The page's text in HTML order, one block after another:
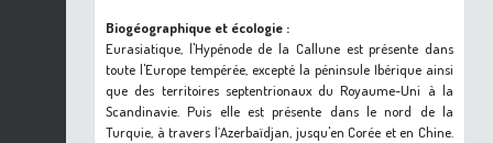
Biogéographique et écologie :
Eurasiatique, l'Hypénode de la Callune est présente dans
toute l'Europe tempérée, excepté la péninsule Ibérique ainsi
que des territoires septentrionaux du Royaume-Uni à la
Scandinavie. Puis elle est présente dans le nord de la
Turquie, à travers l’Azerbaïdjan, jusqu'en Corée et en Chine.